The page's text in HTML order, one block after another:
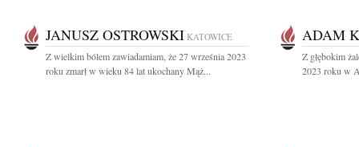
JANUSZ OSTROWSKI KATOWICE
Z wielkim bólem zawiadamiam, że 27 września 2023
roku zmarł w wieku 84 lat ukochany Mąż...
ADAM
Z głębokim
2023 roku w